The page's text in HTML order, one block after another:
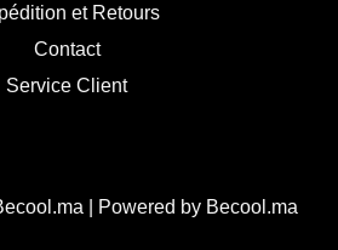
et Retours
Contact
Service Client
| Powered by Becool.ma